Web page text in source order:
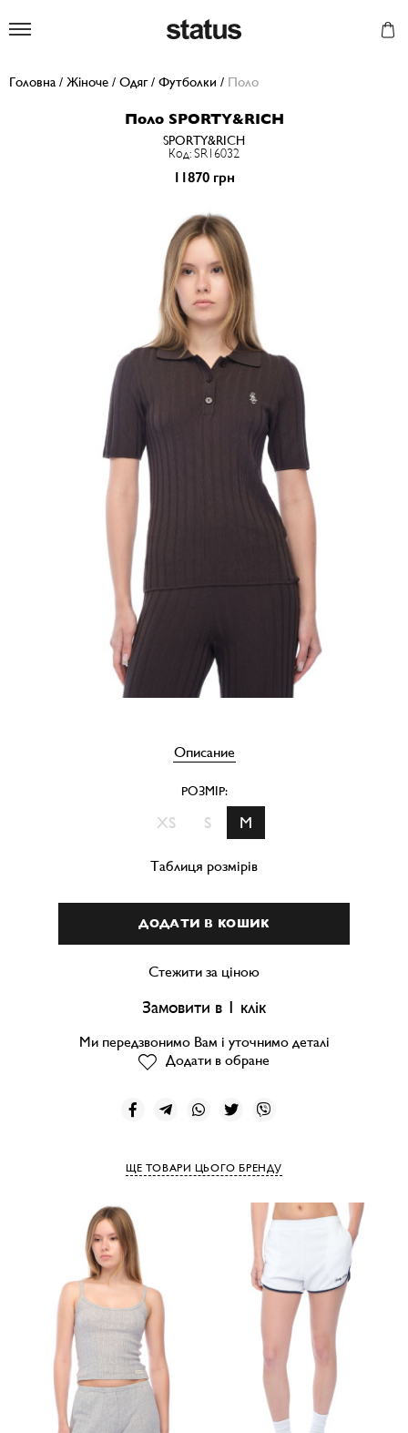
Головна / Жіноче / Одяг/ Футболки / Поло
Поло SPORTY&RICH
SPORTY&RICH
Код: SR16032
11870 грн
Описание
РОЗМІР:
XS S M
Таблиця розмірів
ДОДАТИ В КОШИК
Стежити за ціною
Замовити в 1 клік
Ми передзвонимо Вам і уточнимо деталі
Додати в обране
ЩЕ ТОВАРИ ЦЬОГО БРЕНДУ